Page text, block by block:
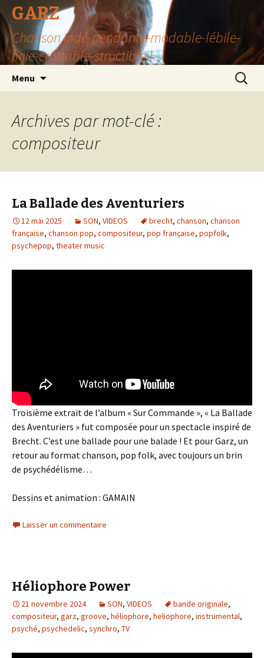
GARZ
Chanson Indé-pendante-modable-lébile-
finie-crottable-structible !
Menu
Archives par mot-clé :
compositeur
La Ballade des Aventuriers
12 mai 2025 SON, VIDEOS brecht, chanson, chanson
française, chanson pop, compositeur, pop française, popfolk,
psychepop, theater music
Troisième extrait de l’album « Sur Commande », « La Ballade
des Aventuriers » fut composée pour un spectacle inspiré de
Brecht. C’est une ballade pour une balade ! Et pour Garz, un
retour au format chanson, pop folk, avec toujours un brin
de psychédélisme…
Dessins et animation : GAMAIN
Laisser un commentaire
Héliophore Power
21 novembre 2024 SON, VIDEOS bande originale,
compositeur, garz, groove, héliophore, heliophore, instrumental,
psyché, psychedelic, synchro, TV